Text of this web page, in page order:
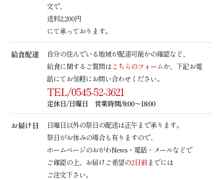
文で、
送料2,200円
にて承っております。
給食配達
自分の住んでいる地域が配達可能かの確認など、
給食に関するご質問はこちらのフォームか、下記お電
話にてお気軽にお問い合わせください。
TEL/0545-52-3621
定休日/日曜日 営業時間/8:00～18:00
お届け日
日曜日以外の祭日の配送は正午まで承ります。
祭日がお休みの場合も有りますので、
ホームページのおがわNews・電話・メールなどで
ご確認の上、 お届けご希望の2日前までには
ご注文下さい。